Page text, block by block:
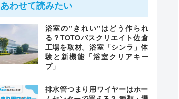
あわせて読みたい
浴室の”きれい”はどう作られ
る？TOTOバスクリエイト佐倉
工場を取材。浴室「シンラ」体
験と新機能「浴室クリアキー
プ」
排水管つまり用ワイヤーはホー